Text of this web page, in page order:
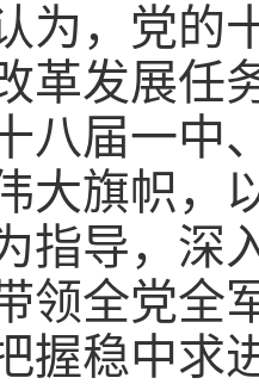
为，党的
革发展任
八届一中
大旗帜，
指导，深
领全党全
握稳中求